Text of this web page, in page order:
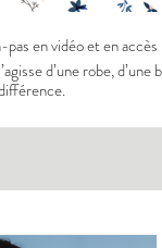
pas en vidéo et en
d’une robe, d’une